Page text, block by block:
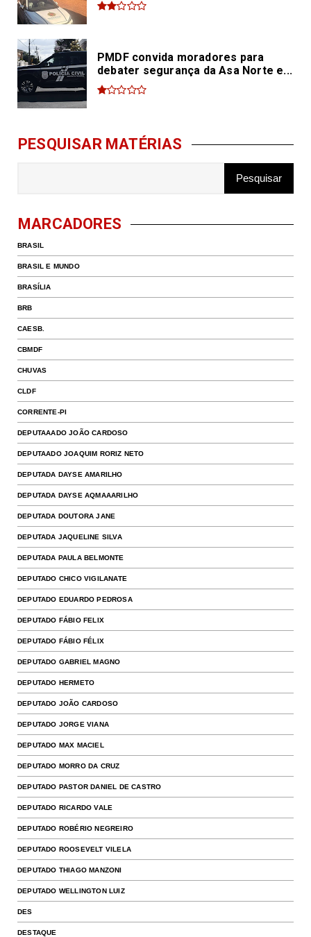
PMDF convida moradores para
debater segurança da Asa Norte e...
PESQUISAR MATÉRIAS
MARCADORES
BRASIL
BRASIL E MUNDO
BRASÍLIA
BRB
CAESB.
CBMDF
CHUVAS
CLDF
CORRENTE-PI
DEPUTAAADO JOÃO CARDOSO
DEPUTAADO JOAQUIM RORIZ NETO
DEPUTADA DAYSE AMARILHO
DEPUTADA DAYSE AQMAAARILHO
DEPUTADA DOUTORA JANE
DEPUTADA JAQUELINE SILVA
DEPUTADA PAULA BELMONTE
DEPUTADO CHICO VIGILANATE
DEPUTADO EDUARDO PEDROSA
DEPUTADO FÁBIO FELIX
DEPUTADO FÁBIO FÉLIX
DEPUTADO GABRIEL MAGNO
DEPUTADO HERMETO
DEPUTADO JOÃO CARDOSO
DEPUTADO JORGE VIANA
DEPUTADO MAX MACIEL
DEPUTADO MORRO DA CRUZ
DEPUTADO PASTOR DANIEL DE CASTRO
DEPUTADO RICARDO VALE
DEPUTADO ROBÉRIO NEGREIRO
DEPUTADO ROOSEVELT VILELA
DEPUTADO THIAGO MANZONI
DEPUTADO WELLINGTON LUIZ
DES
DESTAQUE